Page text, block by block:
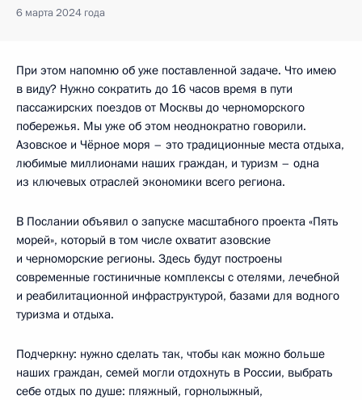
6 марта 2024 года
При этом напомню об уже поставленной задаче. Что имею
в виду? Нужно сократить до 16 часов время в пути
пассажирских поездов от Москвы до черноморского
побережья. Мы уже об этом неоднократно говорили.
Азовское и Чёрное моря – это традиционные места отдыха,
любимые миллионами наших граждан, и туризм – одна
из ключевых отраслей экономики всего региона.
В Послании объявил о запуске масштабного проекта «Пять
морей», который в том числе охватит азовские
и черноморские регионы. Здесь будут построены
современные гостиничные комплексы с отелями, лечебной
и реабилитационной инфраструктурой, базами для водного
туризма и отдыха.
Подчеркну: нужно сделать так, чтобы как можно больше
наших граждан, семей могли отдохнуть в России, выбрать
себе отдых по душе: пляжный, горнолыжный,